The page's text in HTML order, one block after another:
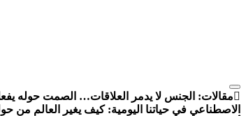
التجاوز
إلى
المحتوى
مقالات: الجنس لا يدمر العلاقات… الصمت حوله
الاصطناعي في حياتنا اليومية: كيف يغير العالم من